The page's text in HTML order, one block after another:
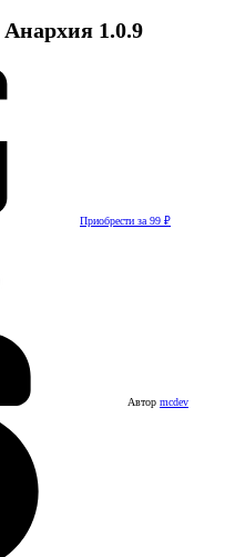
Анархия 1.0.9
Приобрести за 99 ₽
Автор mcdev